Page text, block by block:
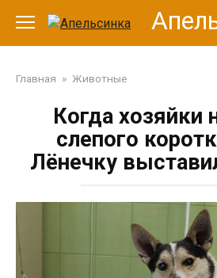
контенту
Главная » Животные
Когда хозяйки
слепого
Лёнечку